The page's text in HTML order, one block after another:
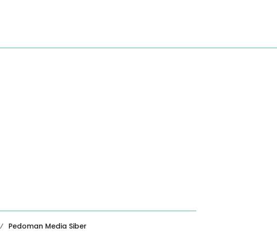
Pedoman Media Siber